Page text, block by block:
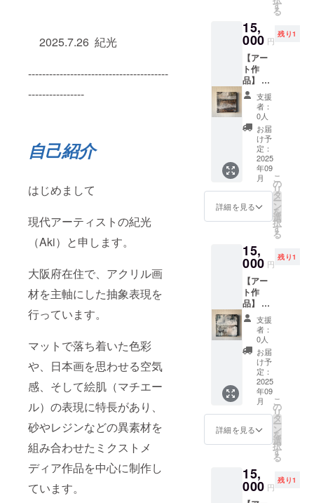
2025.7.26 紀光
----------------------------------------
----------------
自己紹介
はじめまして
現代アーティストの紀光
（Aki）と申します。
大阪府在住で、アクリル画
材を主軸にした抽象表現を
行っています。
マットで落ち着いた色彩
や、日本画を思わせる空気
感、そして絵肌（マチエー
ル）の表現に特長があり、
砂やレジンなどの異素材を
組み合わせたミクストメ
ディア作品を中心に制作し
ています。
際の商
品と画
面上の
色味が
若干異
なる場
合がご
ざいま
す。あ
らかじ
めご了
承くだ
さい。
送り先
をお知
らせく
ださい
・お使
いのモ
ニター
環境に
より、
実際の
商品と
画面上
の色味
が若干
異なる
場合が
ござい
了承く
ださ
い。
クスト
ア・木
製パネ
ル ・サ
イズ：
W200㎜
×H200
㎜ ・
ご住所
等お送
り先を
お知ら
せくだ
さい ・
お使い
のモニ
ター環
境によ
面上の
色味が
若干異
なる場
合がご
ざいま
す。あ
らかじ
めご了
承くだ
さい。
す
る
15,
000 円
残り1
【アー
ト作
品】 ・
お礼
メッ
セージ
付き ・
作品1点
もの ・
作品2-
②【契
約の箱
庭】 ・
アクリ
ル・ミ
クスト
ア・木
製パネ
ル ・サ
イズ：
W200㎜
×H200
㎜ ・
ご住所
等お送
り先を
お知ら
せくだ
さい ・
お使い
のモニ
ター環
境によ
面上の
色味が
若干異
支援
者：
0人
お届
け予
定：
2025
年09
月
詳細を見る
こ
の
リ
タ
ー
ン
を
選
択
す
る
15,
000 円
残り1
【アー
ト作
品】 ・
お礼
メッ
セージ
付き ・
作品1点
もの ・
作品2-
③【契
約の箱
庭】 ・
アクリ
ル・ミ
クスト
ア・木
製パネ
ル ・サ
支援
者：
0人
お届
け予
定：
2025
年09
月
詳細を見る
こ
の
リ
タ
ー
ン
を
選
択
す
る
15,
000 円
残り1